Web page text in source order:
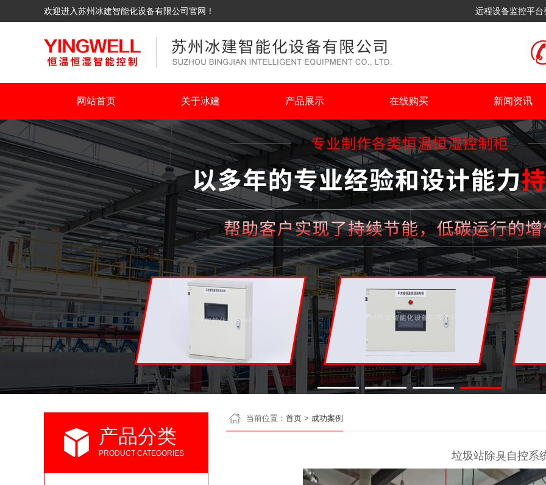
欢迎进入苏州冰建智能化设备有限公司官网！ 远程设备监控平台
网站首页 关于冰建 产品展示 在线购买 新闻资讯
产品分类
PRODUCT CATEGORIES
当前位置： 首页 > 成功案例
垃圾站除臭自控系